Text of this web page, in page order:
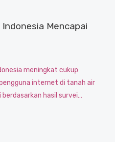
Mencapai
meningkat cukup
internet di tanah air
berdasarkan hasil survei…